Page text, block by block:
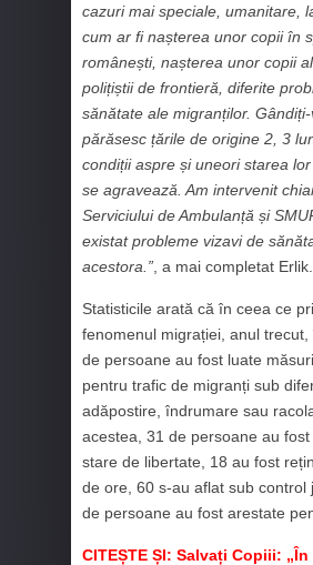
cazuri mai speciale, umanitare,
cum ar fi nașterea unor copii în
românești, nașterea unor copii
polițiștii de frontieră, diferite
sănătate ale migranților.
părăsesc țările de origine 2, 3
condiții aspre și uneori starea
se agravează. Am intervenit
Serviciului de Ambulanță și
existat probleme vizavi de
acestora.” , a mai completat Erlik.
Statisticile arată că în ceea ce
fenomenul migrației, anul
de persoane au fost luate
pentru trafic de migranți sub
adăpostire, îndrumare sau
acestea, 31 de persoane au
stare de libertate, 18 au fost
de ore, 60 s-au aflat sub control
de persoane au fost arestate
CITEȘTE ȘI: Salvați Copiii: „În